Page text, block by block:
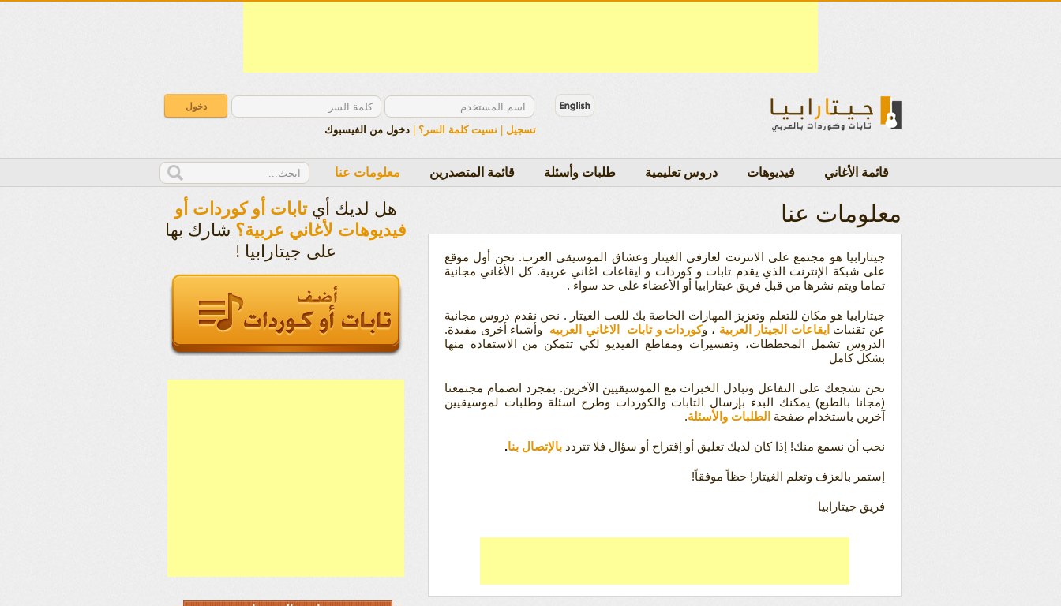
تسجيل نسيت كلمة السر؟ دخول من الفيسبوك
قائمة الأغاني فيديوهات دروس تعليمية طلبات وأسئلة قائمة المتصدرين معلومات عنا
معلومات عنا
جيتارابيا هو مجتمع على الانترنت لعازفي الغيتار وعشاق الموسيقى العرب. نحن أول موقع
على شبكة الإنترنت الذي يقدم تابات و كوردات و ايقاعات اغاني عربية. كل الأغاني مجانية
تماما ويتم نشرها من قبل فريق غيتارابيا أو الأعضاء على حد سواء .
جيتارابيا هو مكان للتعلم وتعزيز المهارات الخاصة بك للعب الغيتار . نحن نقدم دروس مجانية
عن تقنيات ايقاعات الجيتار العربية ، وكوردات و تابات الاغاني العربيه
وأشياء أخرى مفيدة.
الدروس تشمل المخططات، وتفسيرات ومقاطع الفيديو لكي تتمكن من الاستفادة منها
بشكل كامل
نحن نشجعك على التفاعل وتبادل الخبرات مع الموسيقيين الآخرين. بمجرد انضمام مجتمعنا
(مجانا بالطبع) يمكنك البدء بإرسال التابات والكوردات وطرح اسئلة وطلبات لموسيقيين
آخرين باستخدام صفحة الطلبات والأسئلة.
نحب أن نسمع منك! إذا كان لديك تعليق أو إقتراح أو سؤال فلا تتردد بالإتصال بنا.
إستمر بالعزف وتعلم الغيتار! حظاً موفقاً!
فريق جيتارابيا
هل لديك أيتابات أو كوردات أو
فيديوهات لأغاني عربية؟ شارك بها
على جيتارابيا !